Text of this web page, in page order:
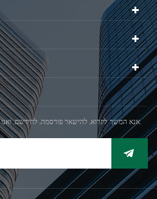
אנא המשך לקרוא, להישאר פורסמה, להירשם, ואנו מברכים אותך לספר לנו מה אתה חושב.